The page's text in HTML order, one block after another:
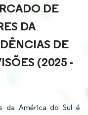
DE
DA
DE
(2025 -
da América do Sul é